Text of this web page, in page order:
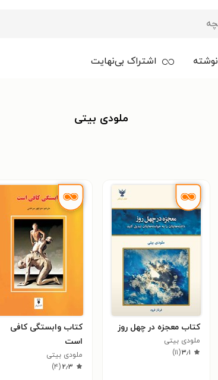
نوشته اشتراک بی‌نهایت
ملودی بیتی
کتاب معجزه در چهل روز
ملودی بیتی
۳٫۱(۱۱)
کتاب وابستگی کافی
است
ملودی بیتی
۲٫۳(۴)